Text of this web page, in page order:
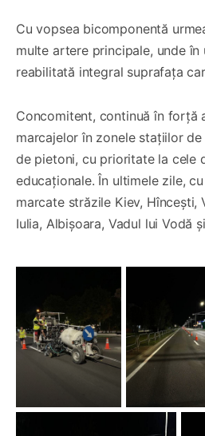
Cu vopsea bicomponentă
multe artere principale, unde
reabilitată integral suprafața
Concomitent, continuă în forță
marcajelor în zonele stațiilor
de pietoni, cu prioritate la cele
educaționale. În ultimele zile,
marcate străzile Kiev, Hîncești,
Iulia, Albișoara, Vadul lui Vodă